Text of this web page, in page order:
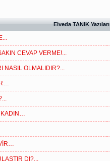
Elveda TANIK Yazıları
CEVAP VERME!...
NASIL OLMALIDIR?...
KADIN…
DI?...